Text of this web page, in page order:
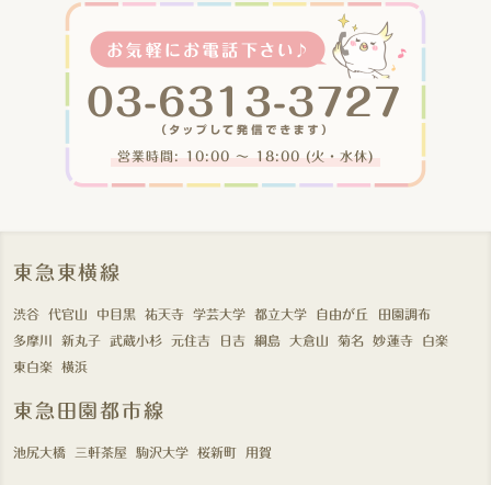
営業時間: 10:00 〜 18:00 (火・水休)
東急東横線
渋谷 代官山 中目黒 祐天寺 学芸大学 都立大学 自由が丘
田園調布
多摩川
新丸子 武蔵小杉 元住吉 日吉 綱島 大倉山 菊名 妙蓮寺
白楽
東白楽
横浜
東急田園都市線
池尻大橋 三軒茶屋 駒沢大学 桜新町 用賀